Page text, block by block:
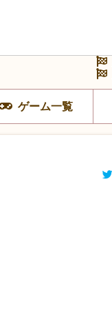
ゲーム一覧